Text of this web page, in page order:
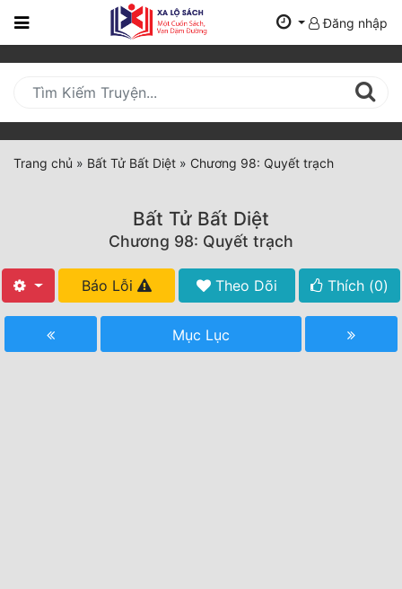
Trang
Mới
Cập
Nhật
(current)
Tất Cả
Đăng nhập
Trang chủ » Bất Tử Bất Diệt » Chương 98: Quyết trạch
Bất Tử Bất Diệt
Chương 98: Quyết trạch
Báo Lỗi Theo Dõi Thích (0)
Mục Lục